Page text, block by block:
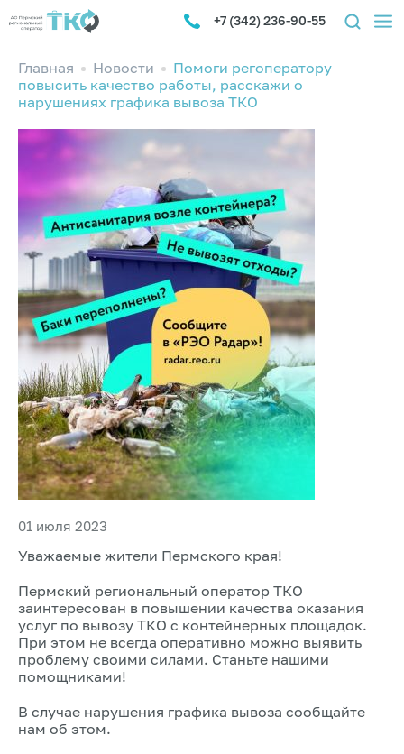
+7 (342) 236-90-55
Главная Новости
Помоги регоператору
повысить качество работы, расскажи о
нарушениях графика вывоза ТКО
01 июля 2023
Уважаемые жители Пермского края!
Пермский региональный оператор ТКО
заинтересован в повышении качества оказания
услуг по вывозу ТКО с контейнерных площадок.
При этом не всегда оперативно можно выявить
проблему своими силами. Станьте нашими
помощниками!
В случае нарушения графика вывоза сообщайте
нам об этом.